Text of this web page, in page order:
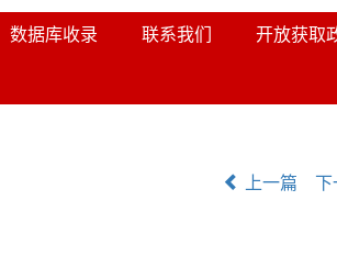
数据库收录 联系我们 开放获取
上一篇 下